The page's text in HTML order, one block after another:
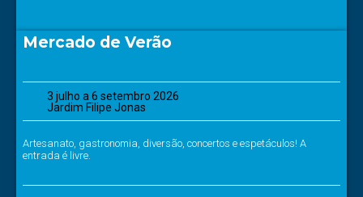
Mercado de Verão
3 julho a 6 setembro 2026
Jardim Filipe Jonas
Artesanato, gastronomia, diversão, concertos e espetáculos! A
entrada é livre.